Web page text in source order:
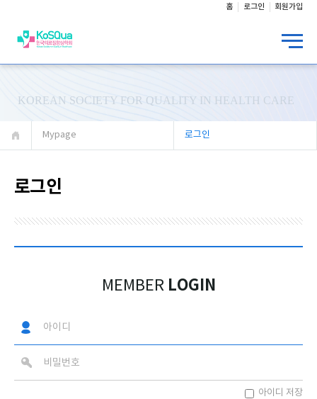
홈 로그인 회원가입
KOREAN SOCIETY FOR QUALITY IN HEALTH CARE
Mypage 로그인
로그인
MEMBER LOGIN
아이디 저장